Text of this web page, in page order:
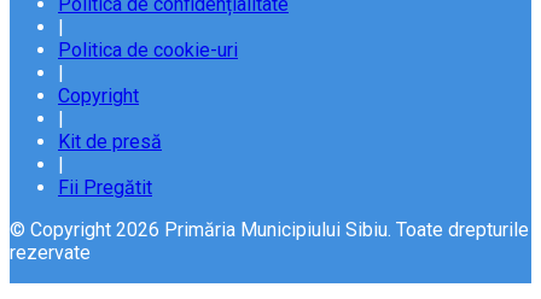
|
Politica de cookie-uri
|
Copyright
|
Kit de presă
|
Fii Pregătit
© Copyright 2026 Primăria Municipiului Sibiu. Toate drepturile
rezervate